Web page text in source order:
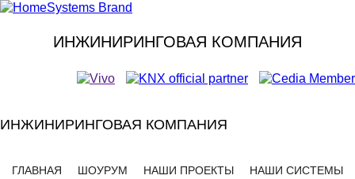
ИНЖИНИРИНГОВАЯ КОМПАНИЯ
ИНЖИНИРИНГОВАЯ КОМПАНИЯ
ГЛАВНАЯ ШОУРУМ НАШИ ПРОЕКТЫ НАШИ СИСТЕМЫ